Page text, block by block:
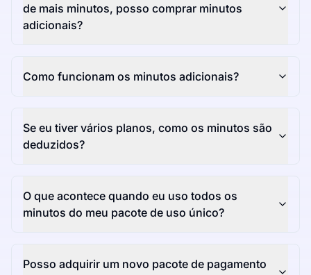
de mais minutos, posso comprar minutos
adicionais?
Como funcionam os minutos adicionais?
Se eu tiver vários planos, como os minutos são
deduzidos?
O que acontece quando eu uso todos os
minutos do meu pacote de uso único?
Posso adquirir um novo pacote de pagamento